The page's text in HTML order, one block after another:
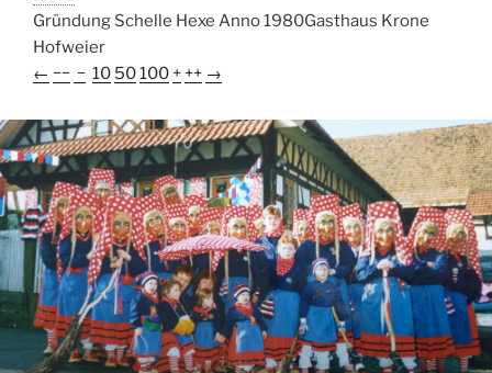
Gründung Schelle Hexe Anno 1980Gasthaus Krone
Hofweier
← −− − 10 50100 + ++ →